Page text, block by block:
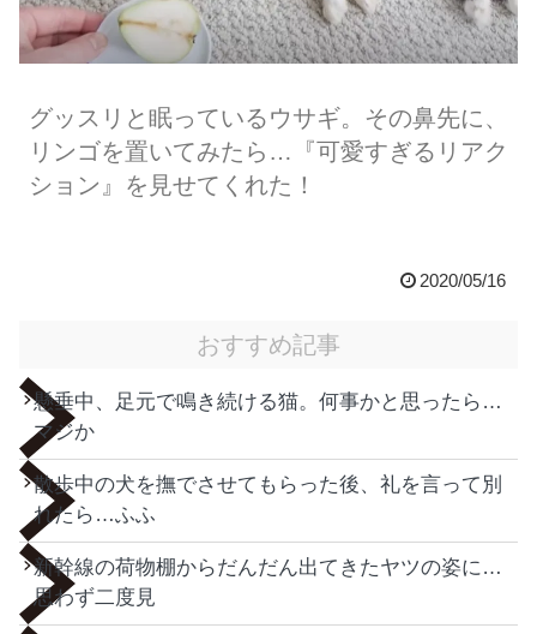
グッスリと眠っているウサギ。その鼻先に、
リンゴを置いてみたら…『可愛すぎるリアク
ション』を見せてくれた！
2020/05/16
おすすめ記事
懸垂中、足元で鳴き続ける猫。何事かと思ったら…
マジか
散歩中の犬を撫でさせてもらった後、礼を言って別
れたら…ふふ
新幹線の荷物棚からだんだん出てきたヤツの姿に…
思わず二度見